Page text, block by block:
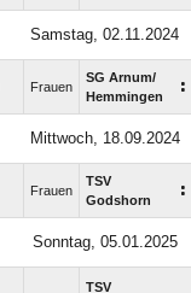
Samstag, 02.11.2024
Frauen
SG Arnum/​
Hemmingen
:
Mittwoch, 18.09.2024
Frauen
TSV
Godshorn
:
Sonntag, 05.01.2025
TSV